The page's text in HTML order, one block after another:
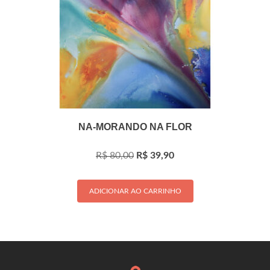
NA-MORANDO NA FLOR
R$80,00 O
original
era:
R$ 80,00.
R$ 39,90O
atual
é:
R$ 39,90.
ADICIONAR AO CARRINHO